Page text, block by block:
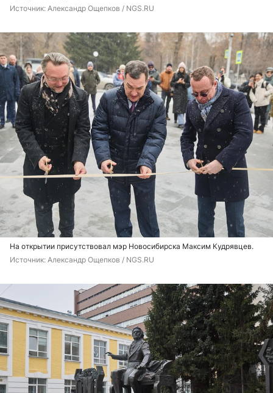
Источник: Александр Ощепков / NGS.RU
На открытии присутствовал мэр Новосибирска Максим Кудрявцев.
Источник: Александр Ощепков / NGS.RU